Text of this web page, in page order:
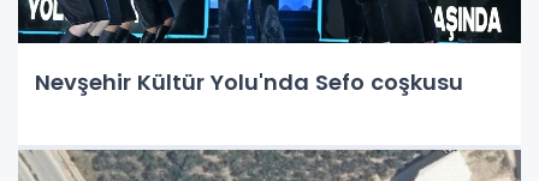
Nevşehir Kültür Yolu'nda Sefo coşkusu